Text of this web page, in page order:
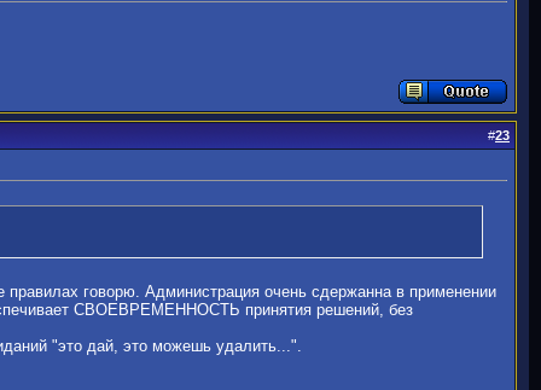
#23
говорю. Администрация очень сдержанна в применении
СВОЕВРЕМЕННОСТЬ принятия решений, без
"это дай, это можешь удалить...".